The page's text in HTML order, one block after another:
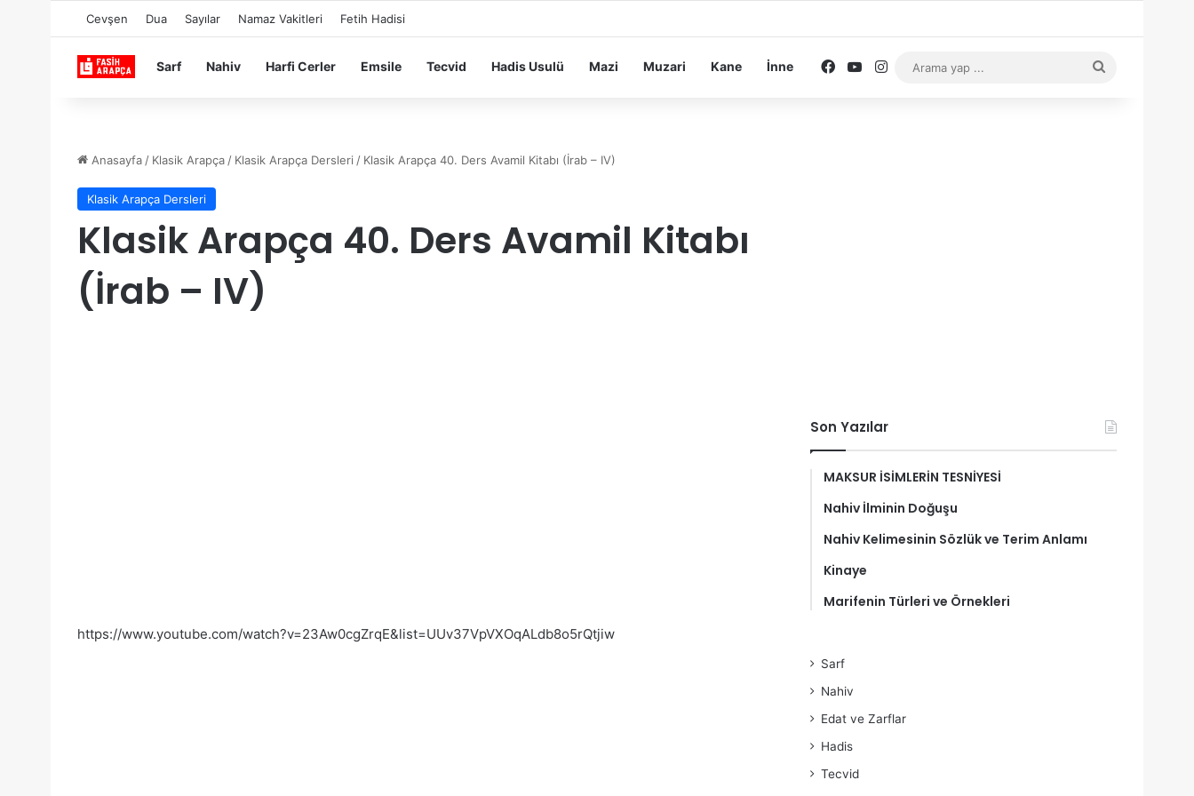
Cevşen Dua Sayılar Namaz Vakitleri Fetih Hadisi
Sarf Nahiv Harfi Cerler Emsile Tecvid Hadis Usulü Mazi Muzari Kane İnne Facebook
YouTube
Instagram
Anasayfa / Klasik Arapça / Klasik Arapça Dersleri / Klasik Arapça 40. Ders Avamil Kitabı (İrab – IV)
Klasik Arapça Dersleri
Klasik Arapça 40. Ders Avamil Kitabı
(İrab – IV)
https://www.youtube.com/watch?v=23Aw0cgZrqE&list=UUv37VpVXOqALdb8o5rQtjiw
Son Yazılar
MAKSUR İSİMLERİN TESNİYESİ
Nahiv İlminin Doğuşu
Nahiv Kelimesinin Sözlük ve Terim Anlamı
Kinaye
Marifenin Türleri ve Örnekleri
Sarf
Nahiv
Edat ve Zarflar
Hadis
Tecvid